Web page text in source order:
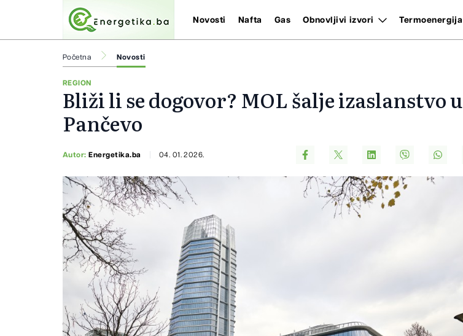
Novosti Nafta Gas Obnovljivi izvori Termoenergija
Početna Novosti
REGION
Bliži li se dogovor? MOL šalje izaslanstvo u
Pančevo
Autor:Energetika.ba 04. 01. 2026.